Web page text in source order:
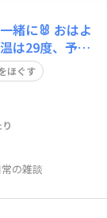
おはよ
は29度、予想
て。下腹を
ます。 脚を肩
ほぐす
の雑談